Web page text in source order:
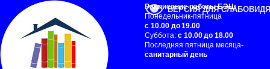
Расписание работы БЭЦ:
Понедельник-пятница
с 10.00 до 19.00
Суббота: с 10.00 до 18.00
Последняя пятница месяца-
санитарный день
ВЕРСИЯ ДЛЯ